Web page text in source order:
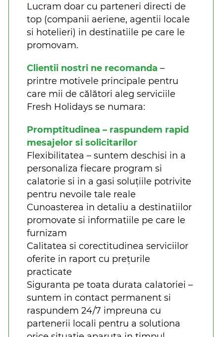
Lucram doar cu parteneri directi de
top (companii aeriene, agentii locale
si hotelieri) in destinatiile pe care le
promovam.
Clientii nostri ne recomanda –
printre motivele principale pentru
care mii de călători aleg serviciile
Fresh Holidays se numara:
Promptitudinea – raspundem rapid
mesajelor si solicitarilor
Flexibilitatea – suntem deschisi in a
personaliza fiecare program si
calatorie si in a gasi soluțiile potrivite
pentru nevoile tale reale
Cunoasterea in detaliu a destinatiilor
promovate si informatiile pe care le
furnizam
Calitatea si corectitudinea serviciilor
oferite in raport cu prețurile
practicate
Siguranta pe toata durata calatoriei –
suntem in contact permanent si
raspundem 24/7 impreuna cu
partenerii locali pentru a solutiona